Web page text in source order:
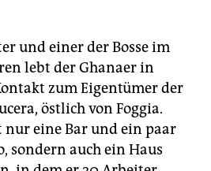
und einer der Bosse im
lebt der Ghanaer in
zum Eigentümer der
östlich von Foggia.
nur eine Bar und ein paar
sondern auch ein Haus